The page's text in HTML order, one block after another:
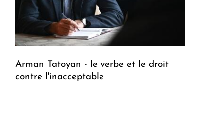
Arman Tatoyan - le verbe et le droit
contre l'inacceptable